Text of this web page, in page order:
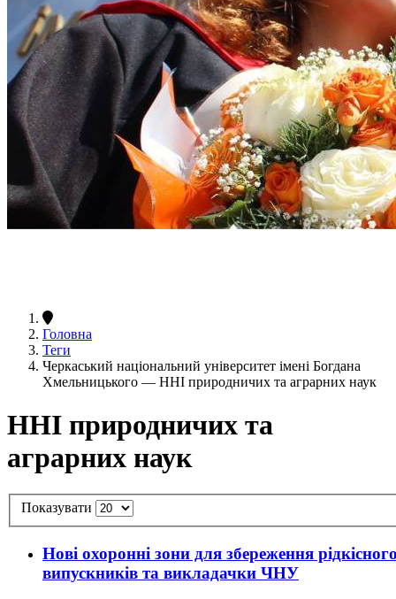
Головна
Теги
Черкаський національний університет імені Богдана
Хмельницького — ННІ природничих та аграрних наук
ННІ природничих та
аграрних наук
Показувати
Нові охоронні зони для збереження
випускників та викладачки ЧНУ